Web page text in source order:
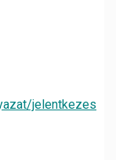
jelentkezes